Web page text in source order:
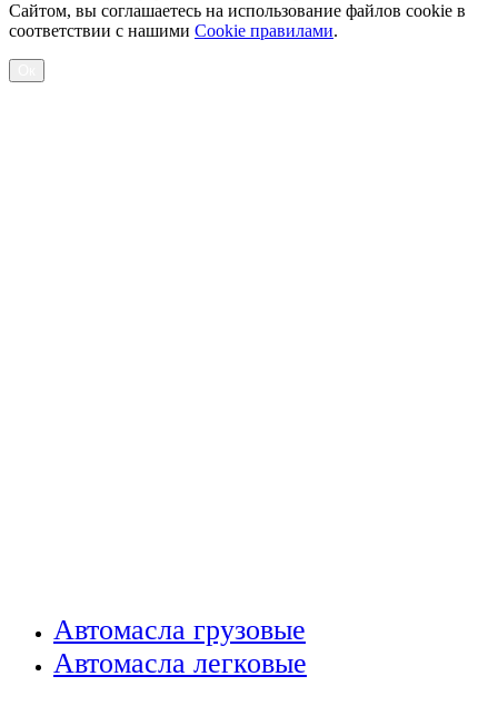
Сайтом, вы соглашаетесь на использование файлов cookie в
соответствии с нашими Cookiе правилами.
Автомасла грузовые
Автомасла легковые